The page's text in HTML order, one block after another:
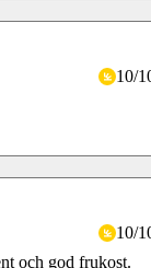
10/
10/
och god frukost.